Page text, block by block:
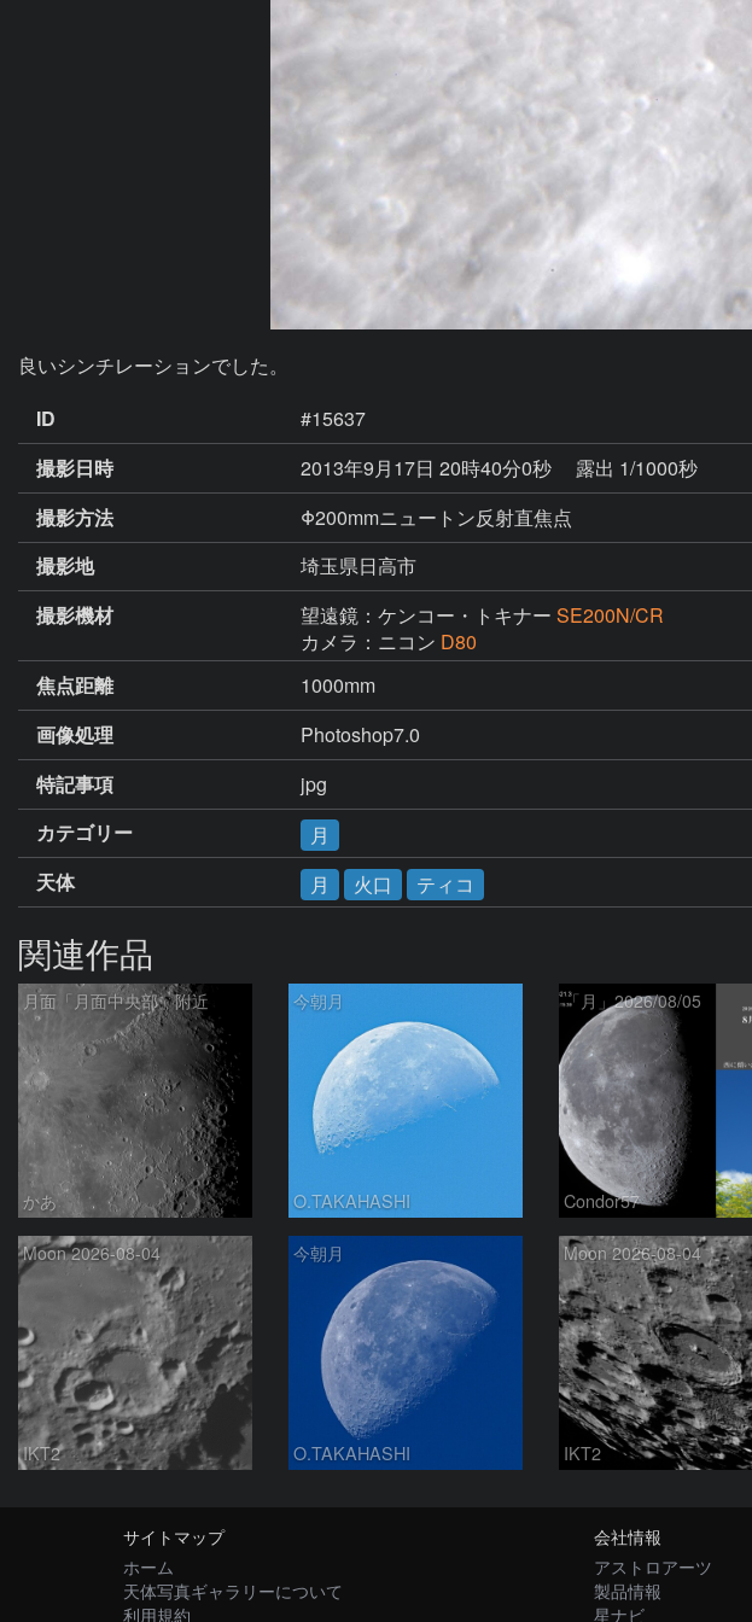
良いシンチレーションでした。
ID
#15637
撮影日時
2013年9月17日 20時40分0秒
露出 1/1000秒
撮影方法
Φ200mmニュートン反射直焦点
撮影地
埼玉県日高市
撮影機材
望遠鏡：ケンコー・トキナー SE200N/CR
カメラ：ニコン D80
焦点距離
1000mm
画像処理
Photoshop7.0
特記事項
jpg
カテゴリー
月
天体
月 火口 ティコ
関連作品
月面「月面中央部」附近
かあ
今朝月
O.TAKAHASHI
「月」2026/08/05
Condor57
Moon 2026-08-04
IKT2
今朝月
O.TAKAHASHI
Moon 2026-08-04
IKT2
サイトマップ
ホーム
天体写真ギャラリーについて
利用規約
会社情報
アストロアーツ
製品情報
星ナビ